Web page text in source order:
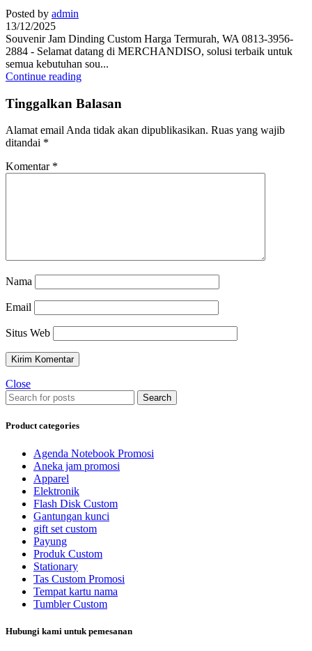
Posted by admin
13/12/2025
Souvenir Jam Dinding Custom Harga Termurah, WA 0813-3956-
2884 - Selamat datang di MERCHANDISO, solusi terbaik untuk
semua kebutuhan sou...
Continue reading
Tinggalkan Balasan
Alamat email Anda tidak akan dipublikasikan. Ruas yang wajib
ditandai *
Komentar *
Nama
Email
Situs Web
Close
Search
Product categories
Agenda Notebook Promosi
Aneka jam promosi
Apparel
Elektronik
Flash Disk Custom
Gantungan kunci
gift set custom
Payung
Produk Custom
Stationary
Tas Custom Promosi
Tempat kartu nama
Tumbler Custom
Hubungi kami untuk pemesanan